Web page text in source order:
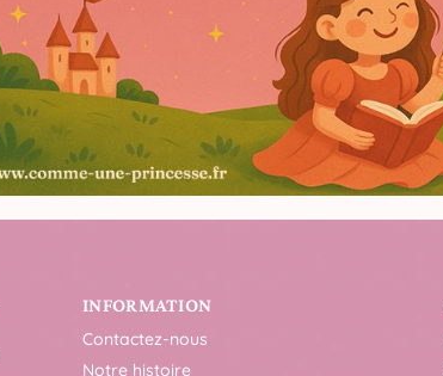
INFORMATION
Contactez-nous
Notre histoire